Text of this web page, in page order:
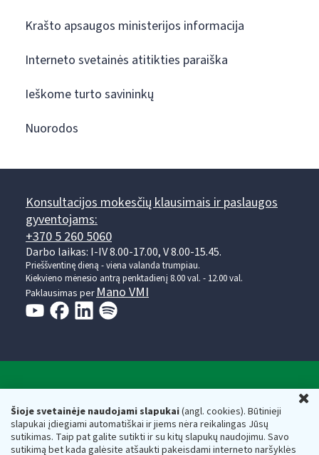
Šioje svetainėje naudojami slapukai(angl. cookies). Būtinieji
slapukai įdiegiami automatiškai ir jiems nėra reikalingas Jūsų
sutikimas. Taip pat galite sutikti ir su kitų slapukų naudojimu. Savo
sutikimą bet kada galėsite atšaukti pakeisdami interneto naršyklės
Krašto apsaugos ministerijos informacija
Interneto svetainės atitikties paraiška
Ieškome turto savininkų
Nuorodos
Konsultacijos mokesčių klausimais ir paslaugos
gyventojams:
+370 5 260 5060
Darbo laikas: I-IV 8.00-17.00, V 8.00-15.45.
Prieššventinę dieną - viena valanda trumpiau.
Kiekvieno mėnesio antrą penktadienį 8.00 val. - 12.00 val.
Paklausimas perMano VMI
Valstybinė mokesčių inspekcija prie Lietuvos
Respublikos finansų ministerijos
Biudžetinė įstaiga. Juridinio asmens kodas — 188659752,
adresas: Vasario 16-osios g. 14, 01107 Vilnius, Lietuva, el.paštas: